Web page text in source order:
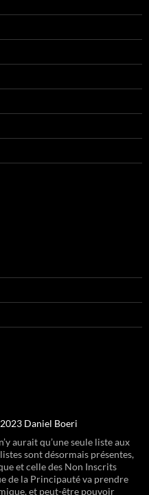
Daniel Boeri
aurait qu’une seule liste aux
sont désormais présentes,
et celle des Non Inscrits
de la Principauté va prendre
et peut-être pouvoir